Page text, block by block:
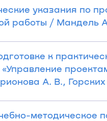
указания по
работы / Мандель
к
А. В., Горских
методическое